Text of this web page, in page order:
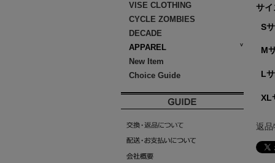
VISE CLOTHING
CYCLE ZOMBIES
DECADE
APPAREL
New Item
Choice Guide
サイ
S
M
L
XL
返品